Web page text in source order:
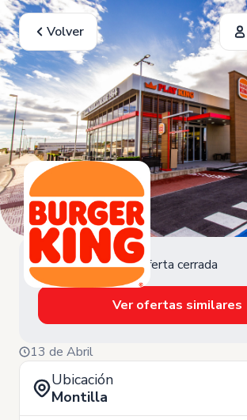
Volver
Oferta cerrada
Ver ofertas similares
13 de Abril
Ubicación
Montilla